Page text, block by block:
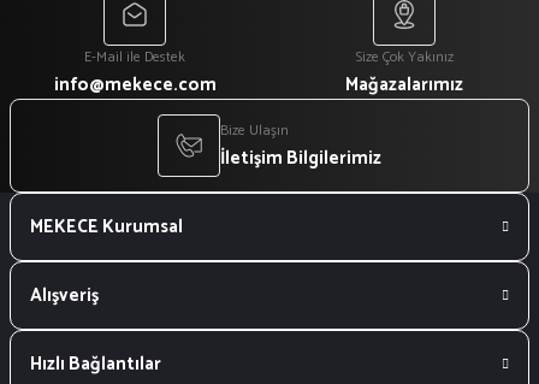
E-Mail ile Destek
info@mekece.com
Size Çok Yakınız
Mağazalarımız
Bize Ulaşın
İletişim Bilgilerimiz
MEKECE Kurumsal
Alışveriş
Hızlı Bağlantılar